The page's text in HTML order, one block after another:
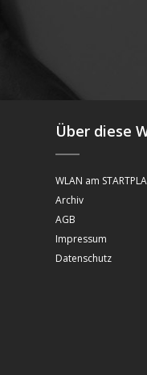
Über diese
WLAN am
Archiv
AGB
Impressum
Datenschutz